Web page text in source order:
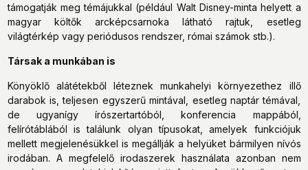
támogatják meg témájukkal (például Walt Disney-minta helyett a
magyar költők arcképcsarnoka látható rajtuk, esetleg
világtérkép vagy periódusos rendszer, római számok stb.).
Társak a munkában is
Könyöklő alátétekből léteznek munkahelyi környezethez illő
darabok is, teljesen egyszerű mintával, esetleg naptár témával,
de ugyanígy írószertartóból, konferencia mappából,
felírótáblából is találunk olyan típusokat, amelyek funkciójuk
mellett megjelenésükkel is megállják a helyüket bármilyen nívós
irodában. A megfelelő irodaszerek használata azonban nem